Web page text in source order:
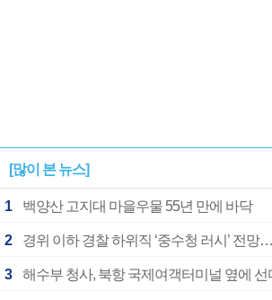
[많이 본 뉴스]
1 백양산 고지대 마을우물 55년 만에 바닥
2 경위 이하 경찰 하위직 ‘중수청 러시’ 전망
3 해수부 청사, 북항 국제여객터미널 옆에 선